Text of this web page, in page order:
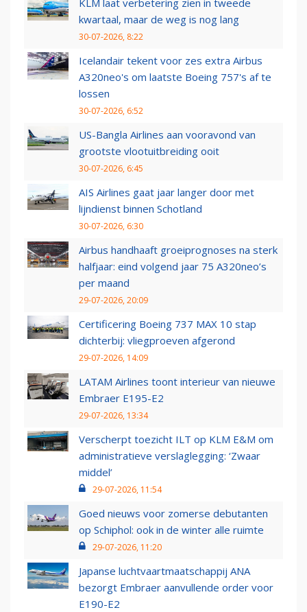
KLM laat verbetering zien in tweede
kwartaal, maar de weg is nog lang
30-07-2026, 8:22
Icelandair tekent voor zes extra Airbus
A320neo's om laatste Boeing 757's af te
lossen
30-07-2026, 6:52
US-Bangla Airlines aan vooravond van
grootste vlootuitbreiding ooit
30-07-2026, 6:45
AIS Airlines gaat jaar langer door met
lijndienst binnen Schotland
30-07-2026, 6:30
Airbus handhaaft groeiprognoses na sterk
halfjaar: eind volgend jaar 75 A320neo’s
per maand
29-07-2026, 20:09
Certificering Boeing 737 MAX 10 stap
dichterbij: vliegproeven afgerond
29-07-2026, 14:09
LATAM Airlines toont interieur van nieuwe
Embraer E195-E2
29-07-2026, 13:34
Verscherpt toezicht ILT op KLM E&M om
administratieve verslaglegging: ‘Zwaar
middel’
29-07-2026, 11:54
Goed nieuws voor zomerse debutanten
op Schiphol: ook in de winter alle ruimte
29-07-2026, 11:20
Japanse luchtvaartmaatschappij ANA
bezorgt Embraer aanvullende order voor
E190-E2